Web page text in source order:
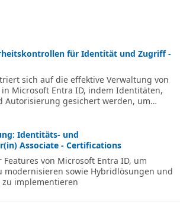
für Identität und Zugriff -
sich auf die effektive Verwaltung von
Microsoft Entra ID, indem Identitäten,
Autorisierung gesichert werden, um
sicheren und nahtlosen Zugriff auf
Identitäts- und
Associate - Certifications
von Microsoft Entra ID, um
modernisieren sowie Hybridlösungen und
implementieren